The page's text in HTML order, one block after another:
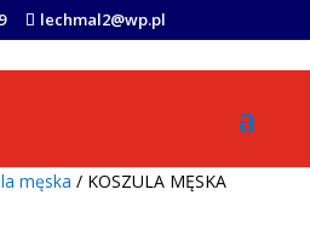
lechmal2@wp.pl
męska / KOSZULA MĘSKA